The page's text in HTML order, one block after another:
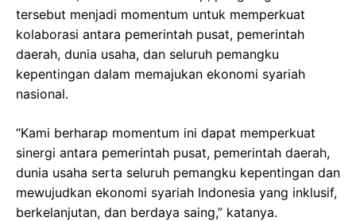
tersebut menjadi momentum untuk memperkuat
kolaborasi antara pemerintah pusat, pemerintah
daerah, dunia usaha, dan seluruh pemangku
kepentingan dalam memajukan ekonomi syariah
nasional.
“Kami berharap momentum ini dapat memperkuat
sinergi antara pemerintah pusat, pemerintah daerah,
dunia usaha serta seluruh pemangku kepentingan dan
mewujudkan ekonomi syariah Indonesia yang inklusif,
berkelanjutan, dan berdaya saing,” katanya.